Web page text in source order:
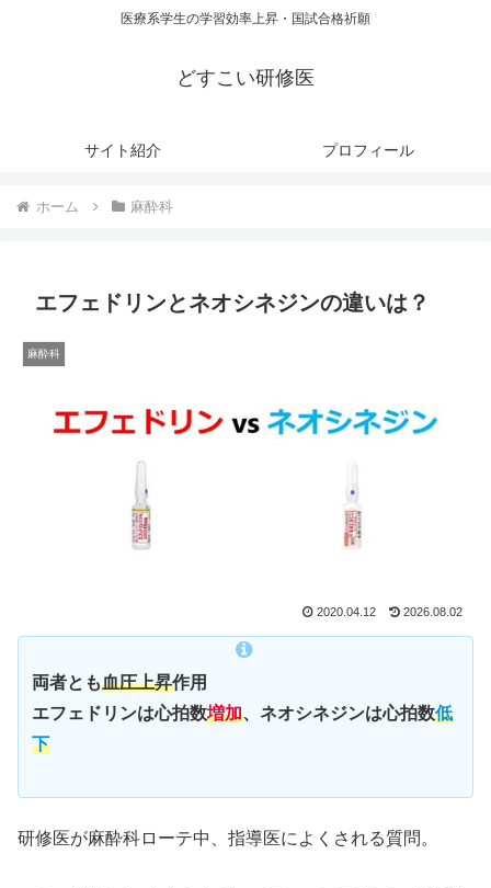
医療系学生の学習効率上昇・国試合格祈願
どすこい研修医
サイト紹介 プロフィール
ホーム 麻酔科
エフェドリンとネオシネジンの違いは？
麻酔科
2020.04.12 2026.08.02
両者とも血圧上昇作用
エフェドリンは心拍数増加、ネオシネジンは心拍数低
下
研修医が麻酔科ローテ中、指導医によくされる質問。